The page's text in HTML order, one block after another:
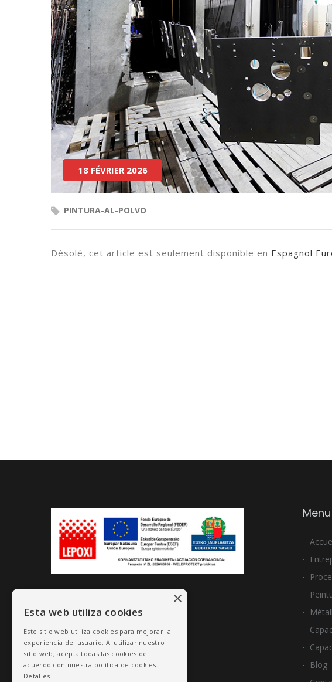
18 FÉVRIER 2026
PINTURA-AL-POLVO
Désolé, cet article est seulement disponible en Espagnol
Menu
Blog
Esta web utiliza cookies
Este sitio web utiliza cookies para mejorar la
experiencia del usuario. Al utilizar nuestro
sitio web, acepta todas las cookies de
acuerdo con nuestra política de cookies.
Detalles
×